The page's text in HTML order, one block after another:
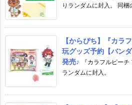
りランダムに封入。 同梱
【からぴち】『カラ
玩グッズ予約【バン
発売♪
『カラフルピー
ランダムに封入。